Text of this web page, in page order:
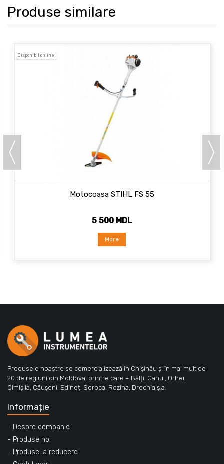
Produse similare
Disponibil online
Motocoasa STIHL FS 55
5 500 MDL
More
Produsele noastre se comercializează în Chișinău și în mai mult de
20 de regiuni din Moldova, printre care – Bălți, Cahul, Orhei,
Cimișlia, Căușeni, Edineț, Soroca, Rezina, Drochia ș.a.
Informație
- Despre companie
- Produse noi
- Produse la reducere